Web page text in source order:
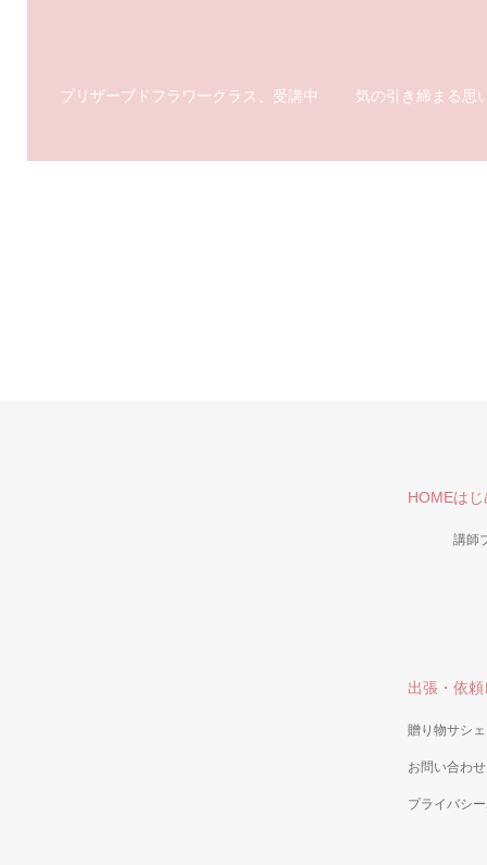
プリザーブドフラワークラス、受講中 気の引き締まる思
HOMEは
講師
出張・依
贈り物サシ
お問い合わせ
プライバシ